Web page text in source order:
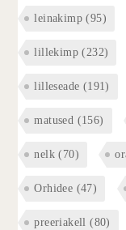
leinakimp (95)
lillekimp (232)
lilleseade (191)
matused (156)
nelk (70)
Orhidee (47)
preeriakell (80)